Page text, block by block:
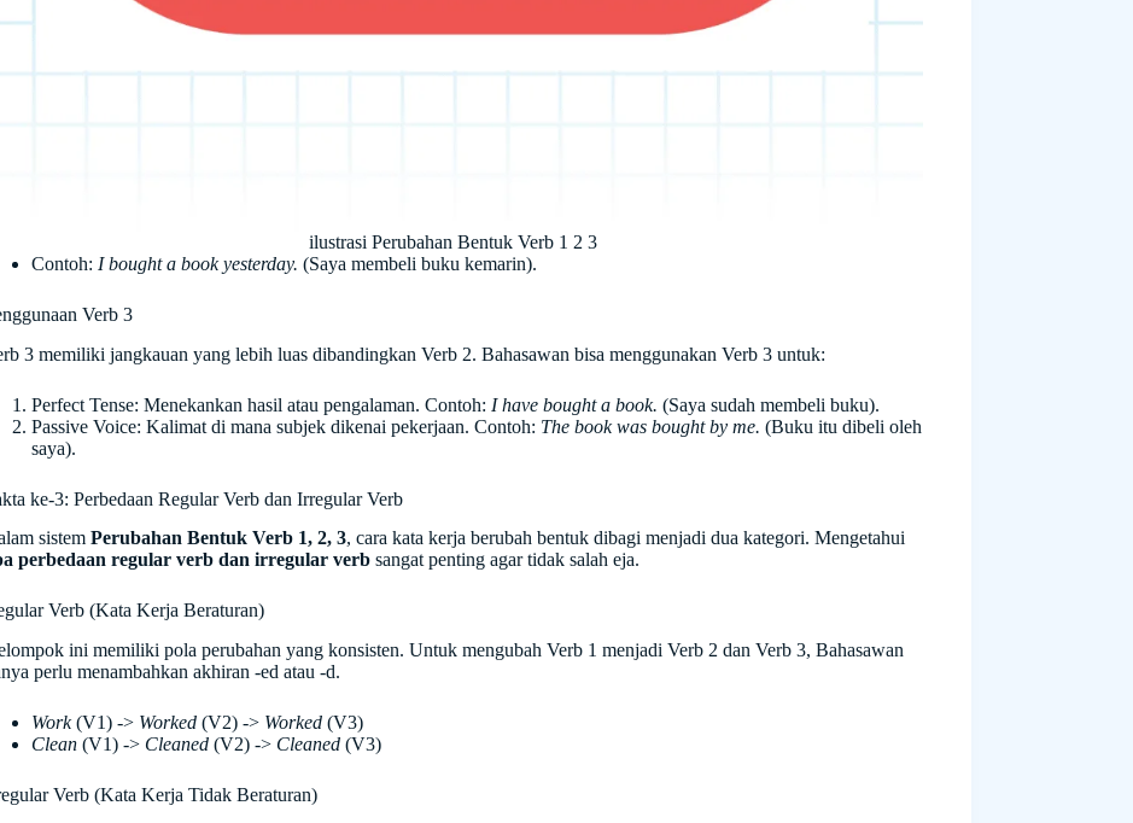
ilustrasi Perubahan Bentuk Verb 1 2 3
Contoh: I bought a book yesterday. (Saya membeli buku kemarin).
Verb 3
3 memiliki jangkauan yang lebih luas dibandingkan Verb 2. Bahasawan bisa menggunakan Verb 3 untuk:
Perfect Tense: Menekankan hasil atau pengalaman. Contoh: I have bought a book. (Saya sudah membeli buku).
Passive Voice: Kalimat di mana subjek dikenai pekerjaan. Contoh: The book was bought by me. (Buku itu dibeli oleh
saya).
ke-3: Perbedaan Regular Verb dan Irregular Verb
sistem Perubahan Bentuk Verb 1, 2, 3, cara kata kerja berubah bentuk dibagi menjadi dua kategori. Mengetahui
perbedaan regular verb dan irregular verbsangat penting agar tidak salah eja.
Verb (Kata Kerja Beraturan)
ini memiliki pola perubahan yang konsisten. Untuk mengubah Verb 1 menjadi Verb 2 dan Verb 3, Bahasawan
perlu menambahkan akhiran -ed atau -d.
Work(V1) -> Worked(V2) -> Worked(V3)
Clean(V1) -> Cleaned(V2) -> Cleaned(V3)
Verb (Kata Kerja Tidak Beraturan)